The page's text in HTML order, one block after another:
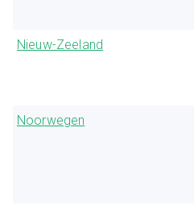
Nieuw-Zeeland
Noorwegen